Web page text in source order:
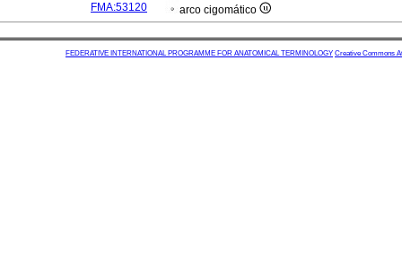
FMA:53120
arco cigomático
FEDERATIVE INTERNATIONAL PROGRAMME FOR ANATOMICAL TERMINOLOGY Creative Commons